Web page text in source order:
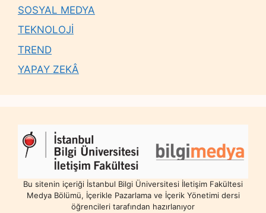
SOSYAL MEDYA
TEKNOLOJİ
TREND
YAPAY ZEKÂ
Bu sitenin içeriği İstanbul Bilgi Üniversitesi İletişim Fakültesi
Medya Bölümü, İçerikle Pazarlama ve İçerik Yönetimi dersi
öğrencileri tarafından hazırlanıyor